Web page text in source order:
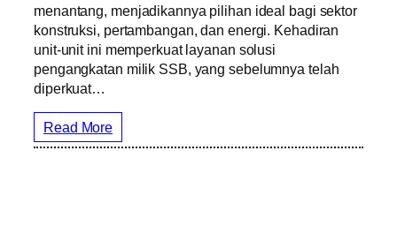
menantang, menjadikannya pilihan ideal bagi sektor
konstruksi, pertambangan, dan energi. Kehadiran
unit-unit ini memperkuat layanan solusi
pengangkatan milik SSB, yang sebelumnya telah
diperkuat…
Read More